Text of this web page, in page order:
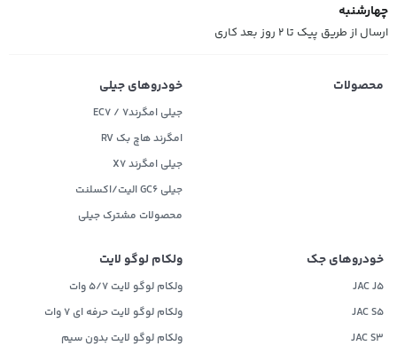
چهارشنبه
ارسال از طریق پیک تا ۲ روز بعد کاری
محصولات خودروهای جیلی
جیلی امگرند۷ / EC7
امگرند هاچ بک RV
جیلی امگرند X7
جیلی GC6 الیت/اکسلنت
محصولات مشترک جیلی
خودروهای جک
JAC J5
JAC S5
JAC S3
ولکام لوگو لایت
ولکام لوگو لایت 5/7 وات
ولکام لوگو لایت حرفه ای 7 وات
ولکام لوگو لایت بدون سیم